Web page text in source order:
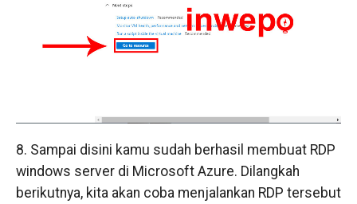
8. Sampai disini kamu sudah berhasil membuat RDP
windows server di Microsoft Azure. Dilangkah
berikutnya, kita akan coba menjalankan RDP tersebut